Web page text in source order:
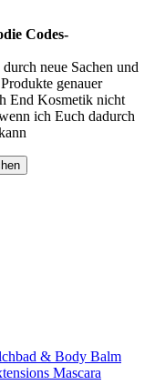
Codes-
neue Sachen und
genauer
End Kosmetik nicht
ich Euch dadurch
& Body Balm
Mascara